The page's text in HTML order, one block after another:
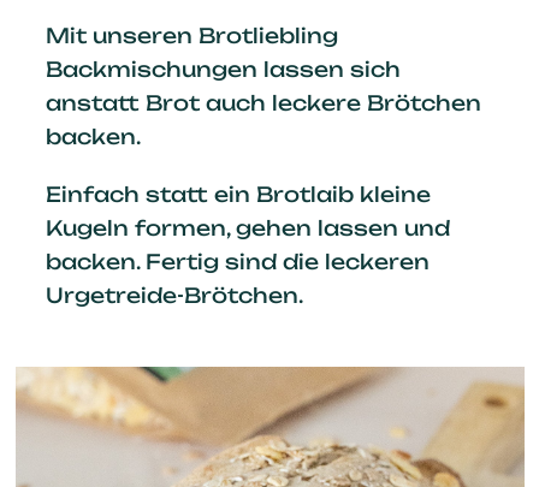
Mit unseren Brotliebling
Backmischungen lassen sich
anstatt Brot auch leckere Brötchen
backen.
Einfach statt ein Brotlaib kleine
Kugeln formen, gehen lassen und
backen. Fertig sind die leckeren
Urgetreide-Brötchen.